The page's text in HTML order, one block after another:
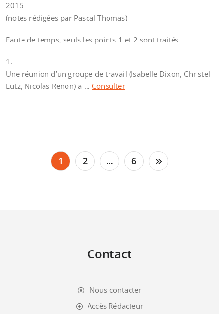
2015
(notes rédigées par Pascal Thomas)
Faute de temps, seuls les points 1 et 2 sont traités.
1.
Une réunion d’un groupe de travail (Isabelle Dixon, Christel
Lutz, Nicolas Renon) a … Consulter
Pagination
1 2 … 6
Contact
Nous contacter
Accès Rédacteur